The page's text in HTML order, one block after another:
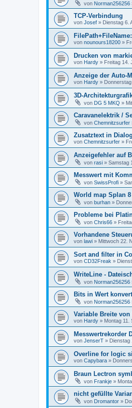
von Norman256256
TCP-Verbindung
von Josef » Dienstag 6.
von nounours18200 »
Drucken von
von Hardy » Freitag 14.
Anzeige der Auto-
von Hardy »
3D-
von DG 5 MKQ »
Caravanelektrik /
von Chemnitzsurfer
Zusatztext in
von Chemnitzsurfer »
Anzeigefehler auf
von rasi » Samstag
Messwert mit
von SwissProfi »
World map Splan 8
von burhan »
Probleme bei
von Chris66 »
Vorhandene
von lawi » Mittwoch 22.
Sort and filter in
von CD32Freak »
WriteLine -
von Norman256256
Bits in Wert
von Norman256256
Variable Breite
von Hardy » Montag 11.
Messwertrekorder
von JenserT » Dienstag
Overline for logic
von Capybara »
Braun Lectron
von Frankje »
nicht gefüllte
von Dromantor »